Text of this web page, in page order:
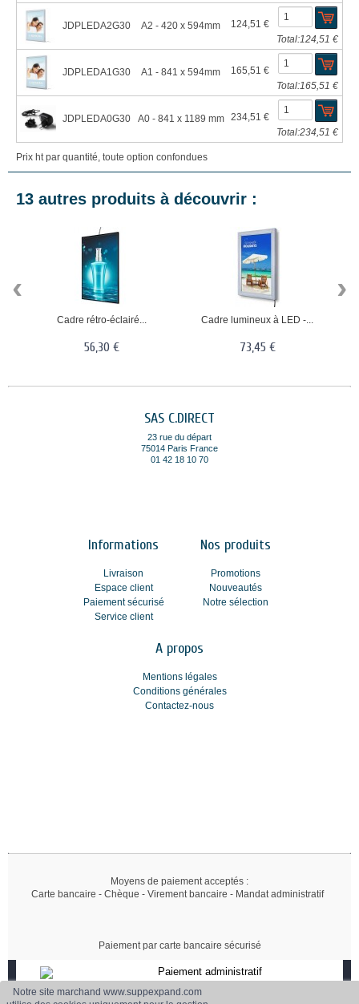
Notre site marchand www.suppexpand.com
JDPLEDA2G30 A2 - 420 x 594mm
124,51 €
Total:124,51 €
JDPLEDA1G30 A1 - 841 x 594mm
165,51 €
Total:165,51 €
JDPLEDA0G30 A0 - 841 x 1189 mm
234,51 €
Total:234,51 €
Prix ht par quantité, toute option confondues
13 autres produits à découvrir :
Cadre rétro-éclairé...
56,30 €
Cadre lumineux à LED -...
73,45 €
‹ ›
SAS C.DIRECT
23 rue du départ
75014 Paris France
01 42 18 10 70
Informations
Livraison
Espace client
Paiement sécurisé
Service client
Nos produits
Promotions
Nouveautés
Notre sélection
A propos
Mentions légales
Conditions générales
Contactez-nous
Moyens de paiement acceptés :
Carte bancaire - Chèque - Virement bancaire - Mandat administratif
Paiement par carte bancaire sécurisé
Paiement administratif